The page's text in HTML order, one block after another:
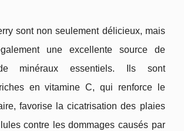
sont non seulement délicieux, mais
une excellente source de
minéraux essentiels. Ils sont
en vitamine C, qui renforce le
favorise la cicatrisation des plaies
contre les dommages causés par